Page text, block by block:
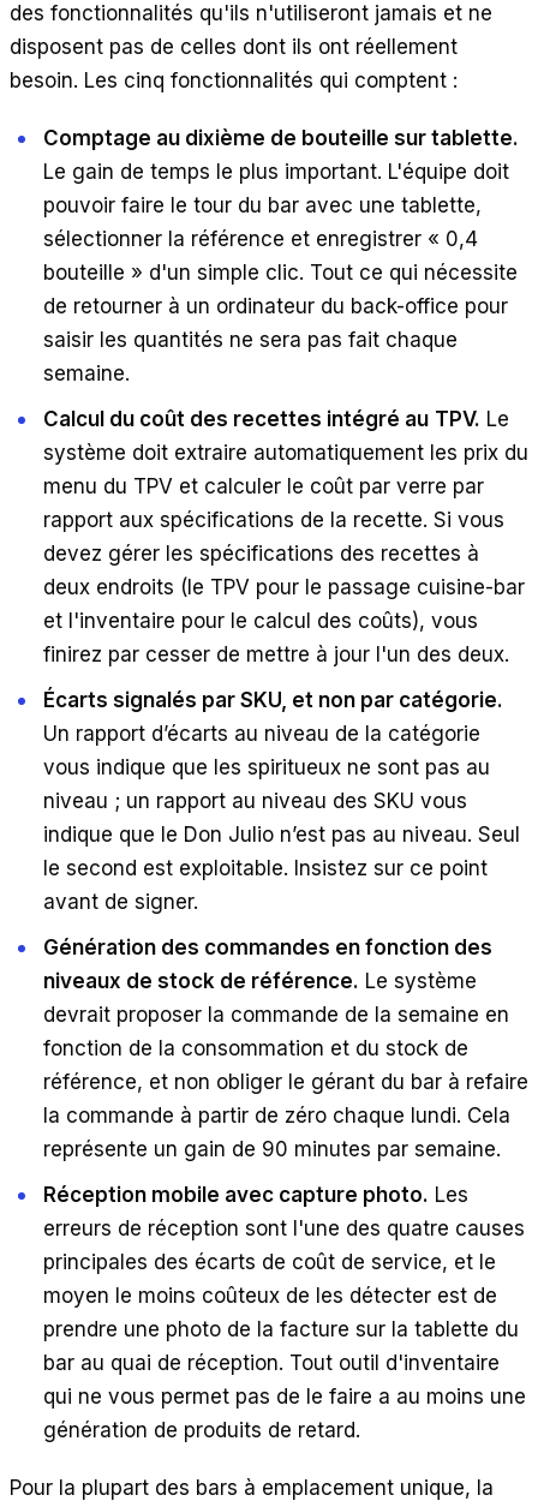
des fonctionnalités qu'ils n'utiliseront jamais et ne
disposent pas de celles dont ils ont réellement
besoin. Les cinq fonctionnalités qui comptent :
Comptage au dixième de bouteille sur tablette.
Le gain de temps le plus important. L'équipe doit
pouvoir faire le tour du bar avec une tablette,
sélectionner la référence et enregistrer « 0,4
bouteille » d'un simple clic. Tout ce qui nécessite
de retourner à un ordinateur du back-office pour
saisir les quantités ne sera pas fait chaque
semaine.
Calcul du coût des recettes intégré au TPV. Le
système doit extraire automatiquement les prix du
menu du TPV et calculer le coût par verre par
rapport aux spécifications de la recette. Si vous
devez gérer les spécifications des recettes à
deux endroits (le TPV pour le passage cuisine-bar
et l'inventaire pour le calcul des coûts), vous
finirez par cesser de mettre à jour l'un des deux.
Écarts signalés par SKU, et non par catégorie.
Un rapport d’écarts au niveau de la catégorie
vous indique que les spiritueux ne sont pas au
niveau ; un rapport au niveau des SKU vous
indique que le Don Julio n’est pas au niveau. Seul
le second est exploitable. Insistez sur ce point
avant de signer.
Génération des commandes en fonction des
niveaux de stock de référence. Le système
devrait proposer la commande de la semaine en
fonction de la consommation et du stock de
référence, et non obliger le gérant du bar à refaire
la commande à partir de zéro chaque lundi. Cela
représente un gain de 90 minutes par semaine.
Réception mobile avec capture photo. Les
erreurs de réception sont l'une des quatre causes
principales des écarts de coût de service, et le
moyen le moins coûteux de les détecter est de
prendre une photo de la facture sur la tablette du
bar au quai de réception. Tout outil d'inventaire
qui ne vous permet pas de le faire a au moins une
génération de produits de retard.
Pour la plupart des bars à emplacement unique, la